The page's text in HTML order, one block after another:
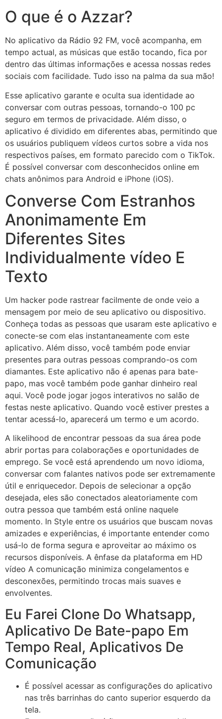
O que é o Azzar?
No aplicativo da Rádio 92 FM, você acompanha, em
tempo actual, as músicas que estão tocando, fica por
dentro das últimas informações e acessa nossas redes
sociais com facilidade. Tudo isso na palma da sua mão!
Esse aplicativo garante e oculta sua identidade ao
conversar com outras pessoas, tornando-o 100 pc
seguro em termos de privacidade. Além disso, o
aplicativo é dividido em diferentes abas, permitindo que
os usuários publiquem vídeos curtos sobre a vida nos
respectivos países, em formato parecido com o TikTok.
É possível conversar com desconhecidos online em
chats anônimos para Android e iPhone (iOS).
Converse Com Estranhos
Anonimamente Em
Diferentes Sites
Individualmente vídeo E
Texto
Um hacker pode rastrear facilmente de onde veio a
mensagem por meio de seu aplicativo ou dispositivo.
Conheça todas as pessoas que usaram este aplicativo e
conecte-se com elas instantaneamente com este
aplicativo. Além disso, você também pode enviar
presentes para outras pessoas comprando-os com
diamantes. Este aplicativo não é apenas para bate-
papo, mas você também pode ganhar dinheiro real
aqui. Você pode jogar jogos interativos no salão de
festas neste aplicativo. Quando você estiver prestes a
tentar acessá-lo, aparecerá um termo e um acordo.
A likelihood de encontrar pessoas da sua área pode
abrir portas para colaborações e oportunidades de
emprego. Se você está aprendendo um novo idioma,
conversar com falantes nativos pode ser extremamente
útil e enriquecedor. Depois de selecionar a opção
desejada, eles são conectados aleatoriamente com
outra pessoa que também está online naquele
momento. In Style entre os usuários que buscam novas
amizades e experiências, é importante entender como
usá-lo de forma segura e aproveitar ao máximo os
recursos disponíveis. A ênfase da plataforma em HD
vídeo A comunicação minimiza congelamentos e
desconexões, permitindo trocas mais suaves e
envolventes.
Eu Farei Clone Do Whatsapp,
Aplicativo De Bate-papo Em
Tempo Real, Aplicativos De
Comunicação
É possível acessar as configurações do aplicativo
nas três barrinhas do canto superior esquerdo da
tela.